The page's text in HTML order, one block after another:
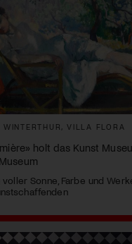
WINTERTHUR, VILLA FLORA
holt das Kunst
voller Sonne, Farbe und